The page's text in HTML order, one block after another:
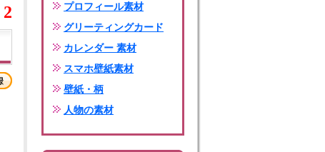
2
プロフィール素材
グリーティングカード
カレンダー 素材
スマホ壁紙素材
壁紙・柄
人物の素材